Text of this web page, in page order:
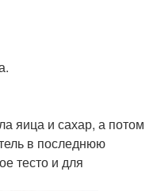
яица и сахар, а потом
в последнюю
тесто и для